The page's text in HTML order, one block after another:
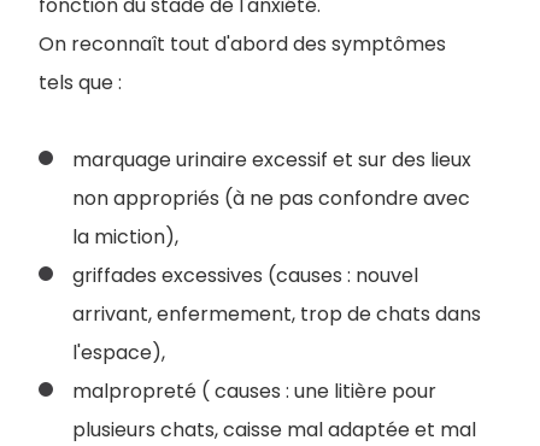
On reconnaît tout d'abord des symptômes
tels que :
marquage urinaire excessif et sur des lieux
non appropriés (à ne pas confondre avec
la miction),
griffades excessives (causes : nouvel
arrivant, enfermement, trop de chats dans
l'espace),
malpropreté ( causes : une litière pour
plusieurs chats, caisse mal adaptée et mal